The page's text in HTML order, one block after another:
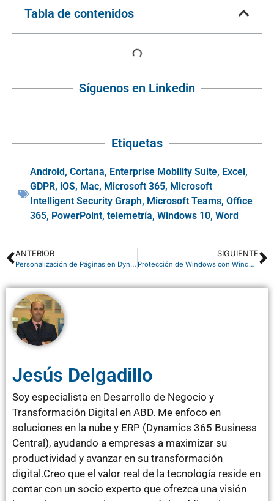
Tabla de contenidos
Síguenos en Linkedin
Etiquetas
Android, Cortana, Enterprise Mobility Suite, Excel ,
GDPR, iOS, Mac, Microsoft 365, Microsoft
Intelligent Security Graph, Microsoft Teams, Office
365, PowerPoint, telemetría, Windows 10, Word
ANTERIOR
Personalización de Páginas en Dynamics NAV
SIGUIENTE
Protección de Windows con Windows Defender
Jesús Delgadillo
Soy especialista en Desarrollo de Negocio y
Transformación Digital en ABD. Me enfoco en
soluciones en la nube y ERP (Dynamics 365 Business
Central), ayudando a empresas a maximizar su
productividad y avanzar en su transformación
digital.Creo que el valor real de la tecnología reside en
contar con un socio experto que ofrezca una visión